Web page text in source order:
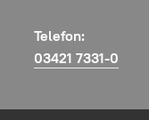
Telefon:
03421 7331-0